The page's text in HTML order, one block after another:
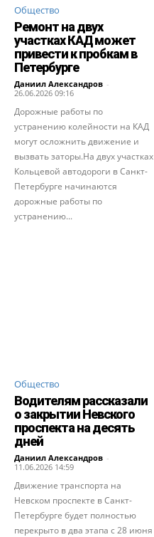
Общество
Ремонт на двух
участках КАД может
привести к пробкам в
Петербурге
Даниил Александров -
26.06.2026 09:16
Дорожные работы по
устранению колейности на КАД
могут осложнить движение и
вызвать заторы.На двух участках
Кольцевой автодороги в Санкт-
Петербурге начинаются
дорожные работы по
устранению...
Общество
Водителям рассказали
о закрытии Невского
проспекта на десять
дней
Даниил Александров -
11.06.2026 14:59
Движение транспорта на
Невском проспекте в Санкт-
Петербурге будет полностью
перекрыто в два этапа с 28 июня